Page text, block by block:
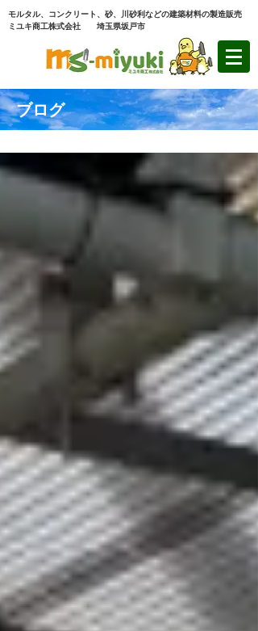
モルタル、コンクリート、砂、川砂利などの建築材料の製造販売
ミユキ商工株式会社 埼玉県坂戸市
ブログ